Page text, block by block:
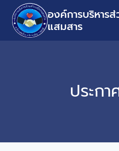
องค์การบริหาร
แสมสาร
ประก